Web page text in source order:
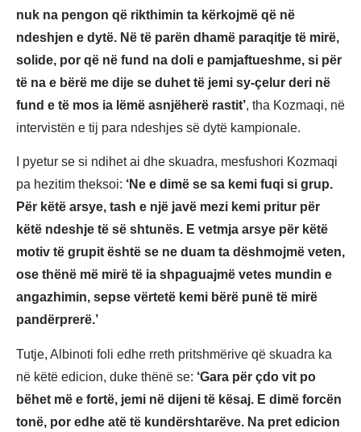
nuk na pengon që rikthimin ta kërkojmë që në
ndeshjen e dytë. Në të parën dhamë paraqitje të mirë,
solide, por që në fund na doli e pamjaftueshme, si për
të na e bërë me dije se duhet të jemi sy-çelur deri në
fund e të mos ia lëmë asnjëherë rastit’, tha Kozmaqi, në
intervistën e tij para ndeshjes së dytë kampionale.
I pyetur se si ndihet ai dhe skuadra, mesfushori Kozmaqi
pa hezitim theksoi: ‘Ne e dimë se sa kemi fuqi si grup.
Për këtë arsye, tash e një javë mezi kemi pritur për
këtë ndeshje të së shtunës. E vetmja arsye për këtë
motiv të grupit është se ne duam ta dëshmojmë veten,
ose thënë më mirë të ia shpaguajmë vetes mundin e
angazhimin, sepse vërtetë kemi bërë punë të mirë
pandërprerë.’
Tutje, Albinoti foli edhe rreth pritshmërive që skuadra ka
në këtë edicion, duke thënë se: ‘Gara për çdo vit po
bëhet më e fortë, jemi në dijeni të kësaj. E dimë forcën
tonë, por edhe atë të kundërshtarëve. Na pret edicion